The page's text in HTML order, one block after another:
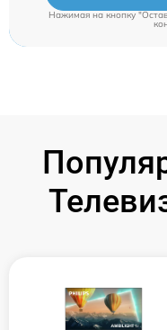
Нажимая на кнопку